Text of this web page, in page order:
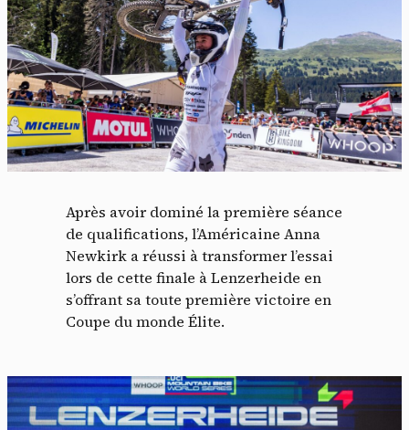
Après avoir dominé la première séance
de qualifications, l’Américaine Anna
Newkirk a réussi à transformer l’essai
lors de cette finale à Lenzerheide en
s’offrant sa toute première victoire en
Coupe du monde Élite.